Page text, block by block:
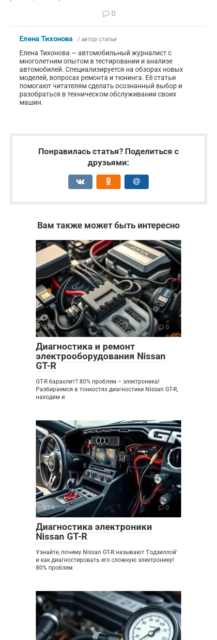
0
Елена Тихонова / автор статьи
Елена Тихонова — автомобильный журналист с
многолетним опытом в тестировании и анализе
автомобилей. Специализируется на обзорах новых
моделей, вопросах ремонта и тюнинга. Её статьи
помогают читателям сделать осознанный выбор и
разобраться в техническом обслуживании своих
машин.
Понравилась статья? Поделиться с
друзьями:
Вам также может быть интересно
GT-R 0
Диагностика и ремонт
электрооборудования Nissan
GT-R
GT-R барахлит? 80% проблем – электроника!
Разбираемся в тонкостях диагностики Nissan GT-R,
находим и
GT-R 0
Диагностика электроники
Nissan GT-R
Узнайте, почему Nissan GT-R называют 'Годзиллой'
и как диагностировать его сложную электронику!
80% проблем